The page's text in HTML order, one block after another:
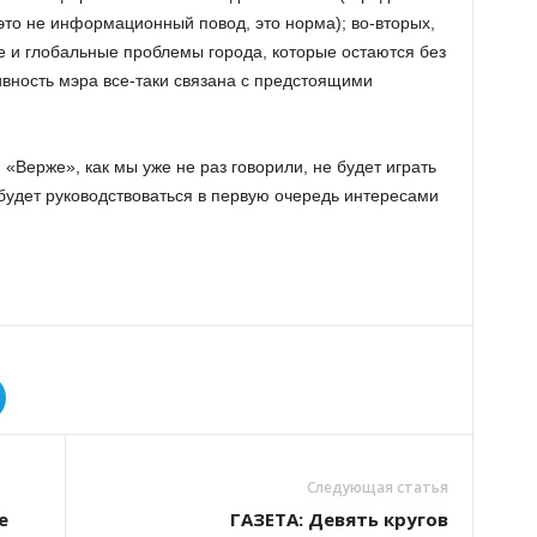
не информационный повод, это норма); во-вторых,
глобальные проблемы города, которые остаются без
мэра все-таки связана с предстоящими
как мы уже не раз говорили, не будет играть
руководствоваться в первую очередь интересами
Следующая статья
ГАЗЕТА: Девять кругов